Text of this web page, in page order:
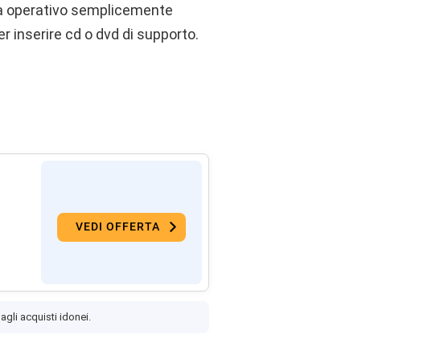
operativo semplicemente
inserire cd o dvd di supporto.
VEDI OFFERTA
acquisti idonei.